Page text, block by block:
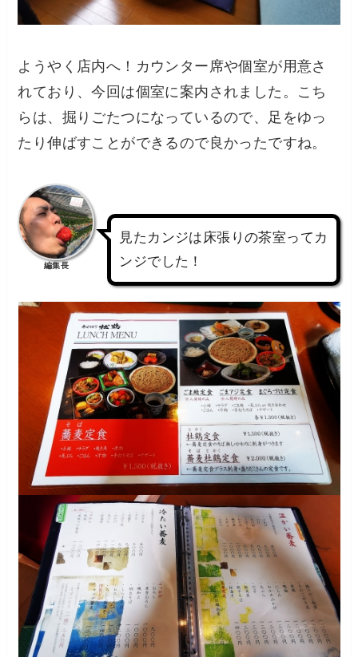
ようやく店内へ！カウンター席や個室が用意さ
れており、今回は個室に案内されました。こち
らは、掘りごたつになっているので、足をゆっ
たり伸ばすことができるので良かったですね。
編集長
見たカンジは床張りの茶室ってカ
ンジでした！